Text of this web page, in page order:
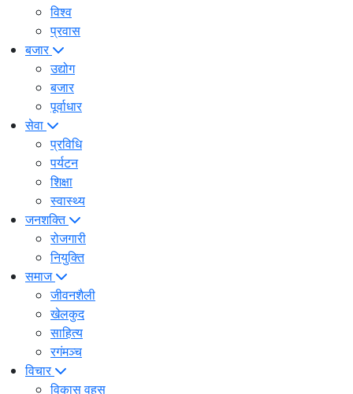
विश्व
प्रवास
बजार
उद्योग
बजार
पूर्वाधार
सेवा
प्रविधि
पर्यटन
शिक्षा
स्वास्थ्य
जनशक्ति
रोजगारी
नियुक्ति
समाज
जीवनशैली
खेलकुद
साहित्य
रगंमञ्च
विचार
विकास वहस